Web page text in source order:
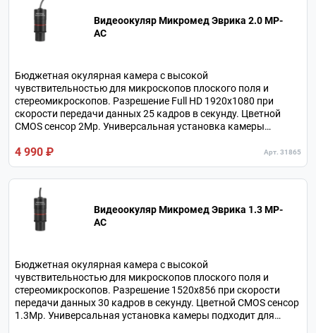
Видеоокуляр Микромед Эврика 2.0 MP-
AC
Бюджетная окулярная камера с высокой
чувствительностью для микроскопов плоского поля и
стереомикроскопов. Разрешение Full HD 1920x1080 при
скорости передачи данных 25 кадров в секунду. Цветной
CMOS сенсор 2Мр. Универсальная установка камеры
USB2.0.
4 990 ₽ Арт. 31865
Видеоокуляр Микромед Эврика 1.3 МР-
AC
Бюджетная окулярная камера с высокой
чувствительностью для микроскопов плоского поля и
стереомикроскопов. Разрешение 1520x856 при скорости
передачи данных 30 кадров в секунду. Цветной CMOS сенсор
1.3Мр. Универсальная установка камеры подходит для